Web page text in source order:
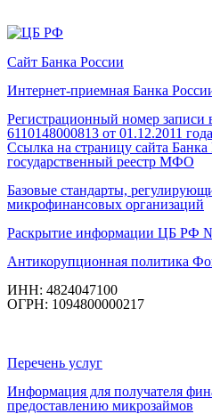
Сайт Банка России
Интернет-приемная Банка
Регистрационный номер записи
6110148000813 от 01.12.2011 года
Ссылка на страницу сайта
государственный реестр МФО
Базовые стандарты,
микрофинансовых организаций
Раскрытие информации ЦБ РФ
Антикорупционная политика
ИНН: 4824047100
ОГРН: 1094800000217
Перечень услуг
Информация для получателя
предоставлению микрозаймов